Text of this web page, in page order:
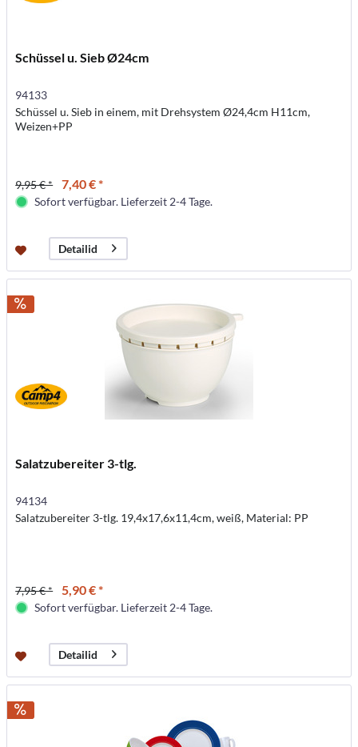
Schüssel u. Sieb Ø24cm
94133
Schüssel u. Sieb in einem, mit Drehsystem Ø24,4cm H11cm,
Weizen+PP
9,95 € * 7,40 € *
Sofort verfügbar. Lieferzeit 2-4 Tage.
Detailid
Salatzubereiter 3-tlg.
94134
Salatzubereiter 3-tlg. 19,4x17,6x11,4cm, weiß, Material: PP
7,95 € * 5,90 € *
Sofort verfügbar. Lieferzeit 2-4 Tage.
Detailid